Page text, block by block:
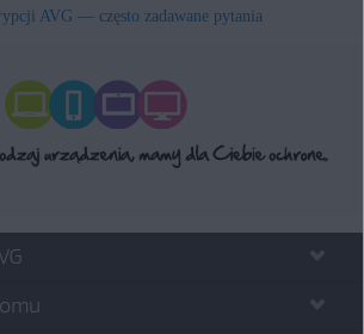
AVG — często zadawane pytania